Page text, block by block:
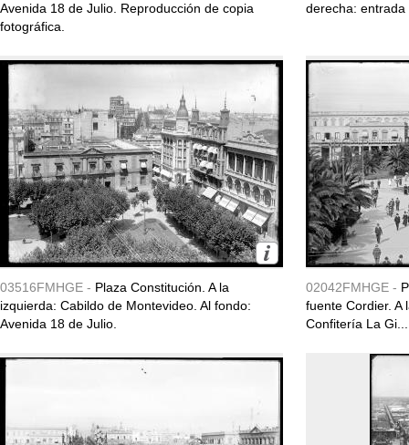
Avenida 18 de Julio. Reproducción de copia
fotográfica.
derecha:
03516FMHGE - Plaza Constitución. A la
izquierda: Cabildo de Montevideo. Al fondo:
Avenida 18 de Julio.
02042FMHGE -
fuente Cordier. A
Confitería La Gi...